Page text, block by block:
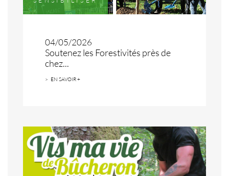
04/05/2026
Soutenez les Forestivités près de
chez...
EN SAVOIR +